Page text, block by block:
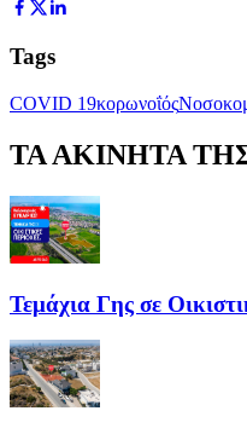
Tags
COVID 19κορωνοΐός
ΤΑ ΑΚΙΝΗΤΑ
Τεμάχια Γης σε